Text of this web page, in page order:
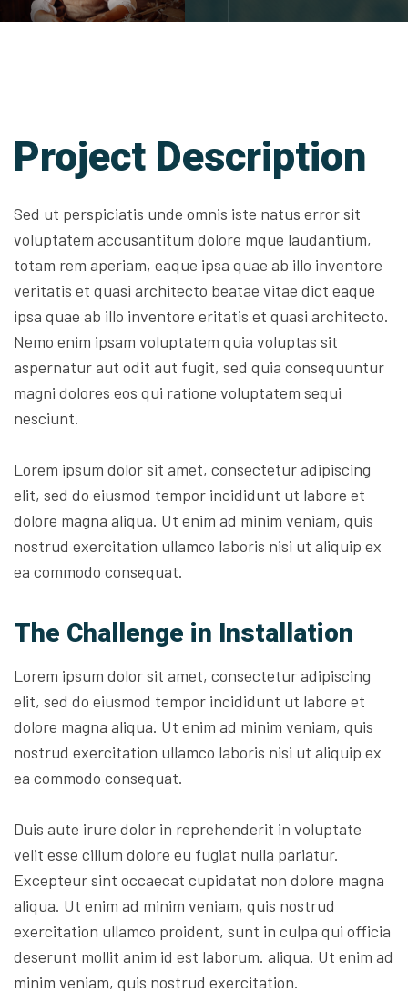
Project Description
Sed ut perspiciatis unde omnis iste natus error sit
voluptatem accusantitum dolore mque laudantium,
totam rem aperiam, eaque ipsa quae ab illo inventore
veritatis et quasi architecto beatae vitae dict eaque
ipsa quae ab illo inventore eritatis et quasi architecto.
Nemo enim ipsam voluptatem quia voluptas sit
aspernatur aut odit aut fugit, sed quia consequuntur
magni dolores eos qui ratione voluptatem sequi
nesciunt.
Lorem ipsum dolor sit amet, consectetur adipiscing
elit, sed do eiusmod tempor incididunt ut labore et
dolore magna aliqua. Ut enim ad minim veniam, quis
nostrud exercitation ullamco laboris nisi ut aliquip ex
ea commodo consequat.
The Challenge in Installation
Lorem ipsum dolor sit amet, consectetur adipiscing
elit, sed do eiusmod tempor incididunt ut labore et
dolore magna aliqua. Ut enim ad minim veniam, quis
nostrud exercitation ullamco laboris nisi ut aliquip ex
ea commodo consequat.
Duis aute irure dolor in reprehenderit in voluptate
velit esse cillum dolore eu fugiat nulla pariatur.
Excepteur sint occaecat cupidatat non dolore magna
aliqua. Ut enim ad minim veniam, quis nostrud
exercitation ullamco proident, sunt in culpa qui officia
deserunt mollit anim id est laborum. aliqua. Ut enim ad
minim veniam, quis nostrud exercitation.